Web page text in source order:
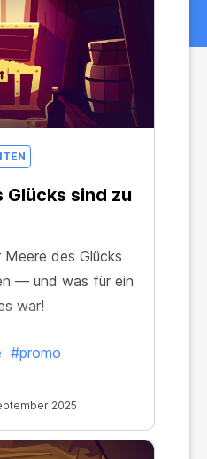
Glücks sind zu
des Glücks
— und was für ein
war!
#promo
2025